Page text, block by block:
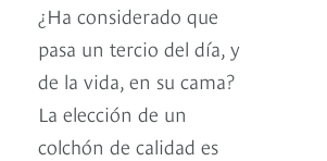
¿Ha considerado que
pasa un tercio del día, y
de la vida, en su cama?
La elección de un
colchón de calidad es